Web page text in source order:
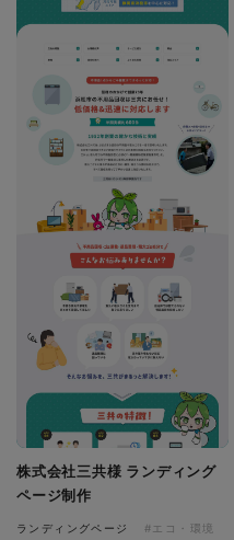
株式会社三共様 ランディング
ページ制作
ランディングページ
#エコ・環境